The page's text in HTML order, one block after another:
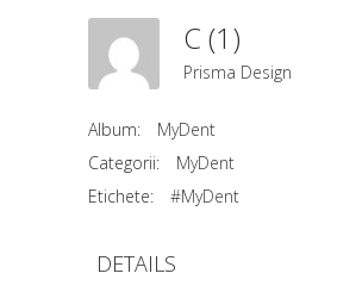
C (1)
Prisma Design
Album:
MyDent
Categorii:
MyDent
Etichete:
#MyDent
DETAILS